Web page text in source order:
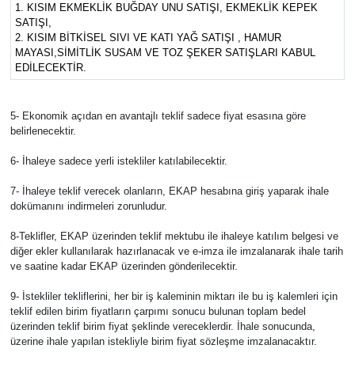
1. KISIM EKMEKLİK BUĞDAY UNU SATIŞI, EKMEKLİK KEPEK
SATIŞI,
2. KISIM BİTKİSEL SIVI VE KATI YAĞ SATIŞI , HAMUR
MAYASI,SİMİTLİK SUSAM VE TOZ ŞEKER SATIŞLARI KABUL
EDİLECEKTİR.
5- Ekonomik açıdan en avantajlı teklif sadece fiyat esasına göre
belirlenecektir.
6- İhaleye sadece yerli istekliler katılabilecektir.
7- İhaleye teklif verecek olanların, EKAP hesabına giriş yaparak ihale
dokümanını indirmeleri zorunludur.
8-Teklifler, EKAP üzerinden teklif mektubu ile ihaleye katılım belgesi ve
diğer ekler kullanılarak hazırlanacak ve e-imza ile imzalanarak ihale tarih
ve saatine kadar EKAP üzerinden gönderilecektir.
9- İstekliler tekliflerini, her bir iş kaleminin miktarı ile bu iş kalemleri için
teklif edilen birim fiyatların çarpımı sonucu bulunan toplam bedel
üzerinden teklif birim fiyat şeklinde vereceklerdir. İhale sonucunda,
üzerine ihale yapılan istekliyle birim fiyat sözleşme imzalanacaktır.